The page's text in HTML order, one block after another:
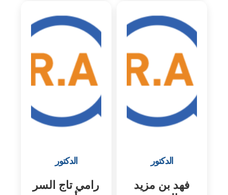
الدكتور
فهد بن مزيد
الدكتور
رامي تاج السر